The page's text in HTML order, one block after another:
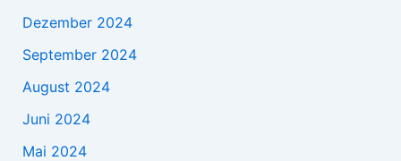
Dezember 2024
September 2024
August 2024
Juni 2024
Mai 2024